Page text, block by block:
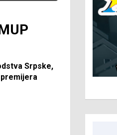
Srpske,